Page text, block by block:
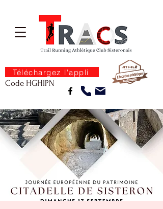
Téléchargez l'appli
Code HGHIPN